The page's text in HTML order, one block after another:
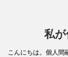
私が
こんにちは。個人間